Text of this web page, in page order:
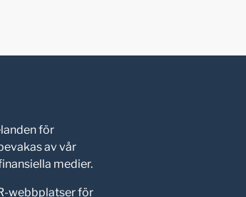
för
av vår
medier.
webbplatser för